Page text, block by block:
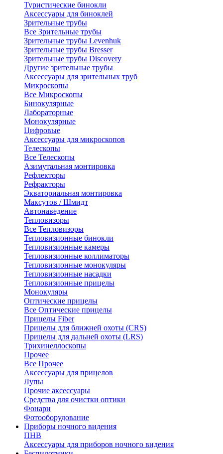
Туристические бинокли
Аксессуары для биноклей
Зрительные трубы
Все Зрительные трубы
Зрительные трубы Levenhuk
Зрительные трубы Bresser
Зрительные трубы Discovery
Другие зрительные трубы
Аксессуары для зрительных труб
Микроскопы
Все Микроскопы
Бинокулярные
Лабораторные
Монокулярные
Цифровые
Аксессуары для микроскопов
Телескопы
Все Телескопы
Азимутальная монтировка
Рефлекторы
Рефракторы
Экваториальная монтировка
Максутов / Шмидт
Автонаведение
Тепловизоры
Все Тепловизоры
Тепловизионные бинокли
Тепловизионные камеры
Тепловизионные коллиматоры
Тепловизионные монокуляры
Тепловизионные насадки
Тепловизионные прицелы
Монокуляры
Оптические прицелы
Все Оптические прицелы
Прицелы Fiber
Прицелы для ближней охоты (CRS)
Прицелы для дальней охоты (LRS)
Трихинеллоскопы
Прочее
Все Прочее
Аксессуары для прицелов
Лупы
Прочие аксессуары
Средства для очистки оптики
Фонари
Фотооборудование
Приборы ночного видения
ПНВ
Аксессуары для приборов ночного видения